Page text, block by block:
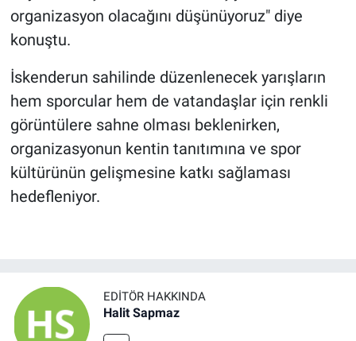
organizasyon olacağını düşünüyoruz" diye
konuştu.
İskenderun sahilinde düzenlenecek yarışların
hem sporcular hem de vatandaşlar için renkli
görüntülere sahne olması beklenirken,
organizasyonun kentin tanıtımına ve spor
kültürünün gelişmesine katkı sağlaması
hedefleniyor.
EDITÖR HAKKINDA
Halit Sapmaz